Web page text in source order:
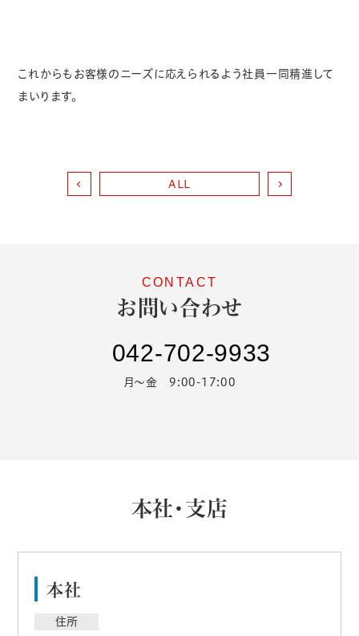
これからもお客様のニーズに応えられるよう社員一同精進して
まいります。
ALL
お問い合わせ
042-702-9933
月～金 9:00-17:00
本社・支店
本社
住所